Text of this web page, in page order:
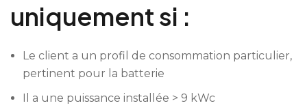
uniquement si :
Le client a un profil de consommation particulier,
pertinent pour la batterie
Il a une puissance installée > 9 kWc